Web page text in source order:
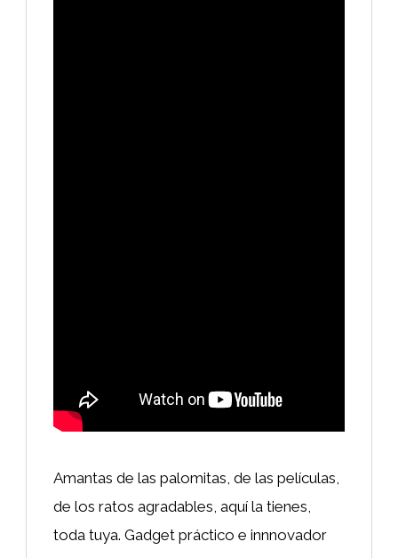
Amantas de las palomitas, de las películas,
de los ratos agradables, aquí la tienes,
toda tuya. Gadget práctico e innnovador